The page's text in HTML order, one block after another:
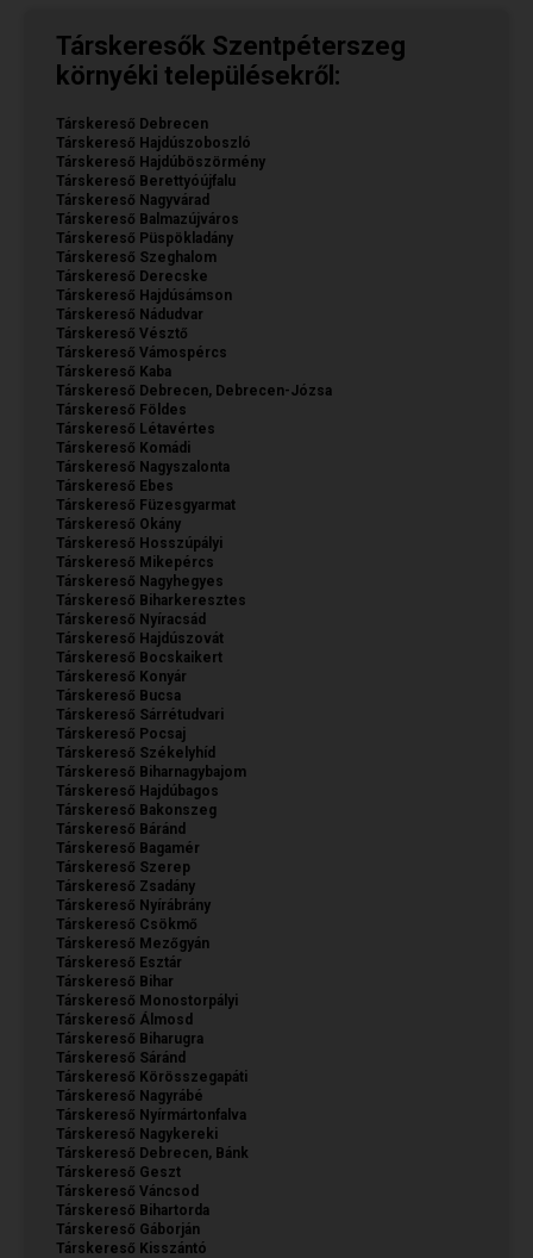
Társkeresők Szentpéterszeg
környéki településekről:
Társkereső Debrecen
Társkereső Hajdúszoboszló
Társkereső Hajdúböszörmény
Társkereső Berettyóújfalu
Társkereső Nagyvárad
Társkereső Balmazújváros
Társkereső Püspökladány
Társkereső Szeghalom
Társkereső Derecske
Társkereső Hajdúsámson
Társkereső Nádudvar
Társkereső Vésztő
Társkereső Vámospércs
Társkereső Kaba
Társkereső Debrecen, Debrecen-Józsa
Társkereső Földes
Társkereső Létavértes
Társkereső Komádi
Társkereső Nagyszalonta
Társkereső Ebes
Társkereső Füzesgyarmat
Társkereső Okány
Társkereső Hosszúpályi
Társkereső Mikepércs
Társkereső Nagyhegyes
Társkereső Biharkeresztes
Társkereső Nyíracsád
Társkereső Hajdúszovát
Társkereső Bocskaikert
Társkereső Konyár
Társkereső Bucsa
Társkereső Sárrétudvari
Társkereső Pocsaj
Társkereső Székelyhíd
Társkereső Biharnagybajom
Társkereső Hajdúbagos
Társkereső Bakonszeg
Társkereső Báránd
Társkereső Bagamér
Társkereső Szerep
Társkereső Zsadány
Társkereső Nyírábrány
Társkereső Csökmő
Társkereső Mezőgyán
Társkereső Esztár
Társkereső Bihar
Társkereső Monostorpályi
Társkereső Álmosd
Társkereső Biharugra
Társkereső Sáránd
Társkereső Körösszegapáti
Társkereső Nagyrábé
Társkereső Nyírmártonfalva
Társkereső Nagykereki
Társkereső Debrecen, Bánk
Társkereső Geszt
Társkereső Váncsod
Társkereső Bihartorda
Társkereső Gáborján
Társkereső Kisszántó